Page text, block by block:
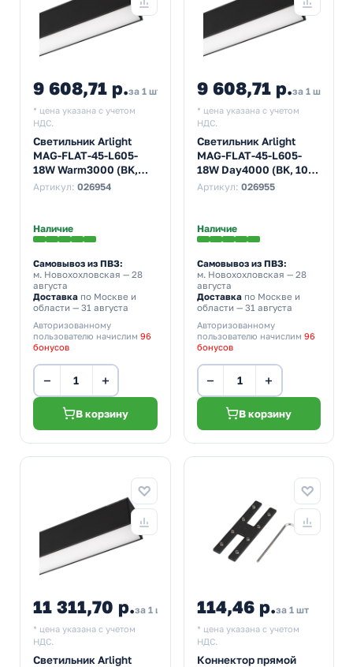
9 608,71 р.за 1 шт
* цена указана с учетом
НДС.
Светильник Arlight
MAG-FLAT-45-L605-
18W Warm3000 (BK,
100 deg, 24V)
Артикул: 026954
Наличие
Самовывоз из ПВЗ:
м. Новохохловская — 28
августа
Доставка по Москве и
области — 31 августа
Авторизованному
пользователю начислим 96
бонусов
− +
В корзину
9 608,71 р.за 1 шт
* цена указана с учетом
НДС.
Светильник Arlight
MAG-FLAT-45-L605-
18W Day4000 (BK, 100
deg, 24V)
Артикул: 026955
Наличие
Самовывоз из ПВЗ:
м. Новохохловская — 28
августа
Доставкапо Москве и
области — 31 августа
Авторизованному
пользователю начислим 96
бонусов
− +
В корзину
11 311,70 р.за 1 шт
* цена указана с учетом
НДС.
Светильник Arlight
114,46 р.за 1 шт
* цена указана с учетом
НДС.
Коннектор прямой